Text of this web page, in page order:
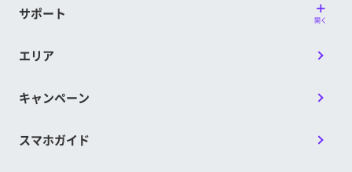
サポート 開く
エリア
キャンペーン
スマホガイド